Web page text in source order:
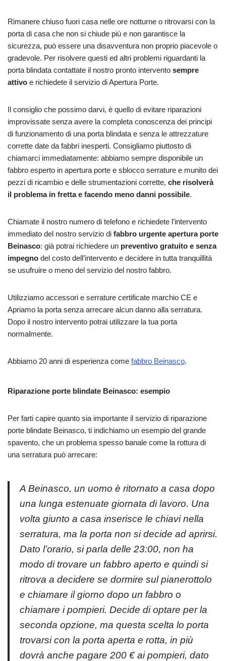
Rimanere chiuso fuori casa nelle ore notturne o ritrovarsi con la
porta di casa che non si chiude più e non garantisce la
sicurezza, può essere una disavventura non proprio piacevole o
gradevole. Per risolvere questi ed altri problemi riguardanti la
porta blindata contattate il nostro pronto intervento sempre
attivo e richiedete il servizio di Apertura Porte.
Il consiglio che possimo darvi, è quello di evitare riparazioni
improvissate senza avere la completa conoscenza dei principi
di funzionamento di una porta blindata e senza le attrezzature
corrette date da fabbri inesperti. Consigliamo piuttosto di
chiamarci immediatamente: abbiamo sempre disponibile un
fabbro esperto in apertura porte e sblocco serrature e munito dei
pezzi di ricambio e delle strumentazioni corrette, che risolverà
il problema in fretta e facendo meno danni possibile.
Chiamate il nostro numero di telefono e richiedete l’intervento
immediato del nostro servizio di fabbro urgente apertura porte
Beinasco: già potrai richiedere un preventivo gratuito e senza
impegno del costo dell’intervento e decidere in tutta tranquillità
se usufruire o meno del servizio del nostro fabbro.
Utilizziamo accessori e serrature certificate marchio CE e
Apriamo la porta senza arrecare alcun danno alla serratura.
Dopo il nostro intervento potrai utilizzare la tua porta
normalmente.
Abbiamo 20 anni di esperienza come fabbro Beinasco.
Riparazione porte blindate Beinasco: esempio
Per farti capire quanto sia importante il servizio di riparazione
porte blindate Beinasco, ti indichiamo un esempio del grande
spavento, che un problema spesso banale come la rottura di
una serratura può arrecare:
A Beinasco, un uomo è ritornato a casa dopo
una lunga estenuate giornata di lavoro. Una
volta giunto a casa inserisce le chiavi nella
serratura, ma la porta non si decide ad aprirsi.
Dato l’orario, si parla delle 23:00, non ha
modo di trovare un fabbro aperto e quindi si
ritrova a decidere se dormire sul pianerottolo
e chiamare il giorno dopo un fabbro o
chiamare i pompieri. Decide di optare per la
seconda opzione, ma questa scelta lo porta
trovarsi con la porta aperta e rotta, in più
dovrà anche pagare 200 € ai pompieri, dato